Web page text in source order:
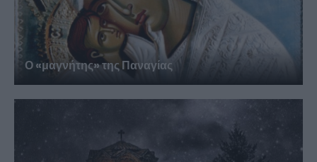
Ο «μαγνήτης» της Παναγίας